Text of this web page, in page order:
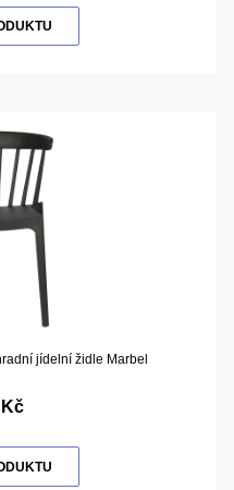
jídelní židle Marbel